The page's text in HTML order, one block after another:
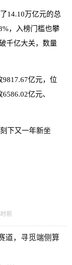
14.10万亿元的总
，入榜门槛也攀
千亿大关，数量
亿元，位
亿元、
下又一年新坐
的韧性，更有不
帮的概念，更是
；在中国民营经
前
道，寻觅端侧算